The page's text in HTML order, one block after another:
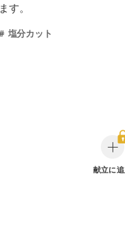
ます。
塩分カット
献立に